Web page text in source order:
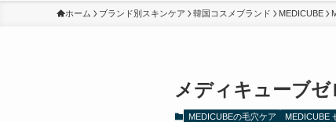
ホーム ブランド別スキンケア 韓国コスメブランド MEDICUBE
メディキューブ
MEDICUBEの毛穴ケア MEDICUBE